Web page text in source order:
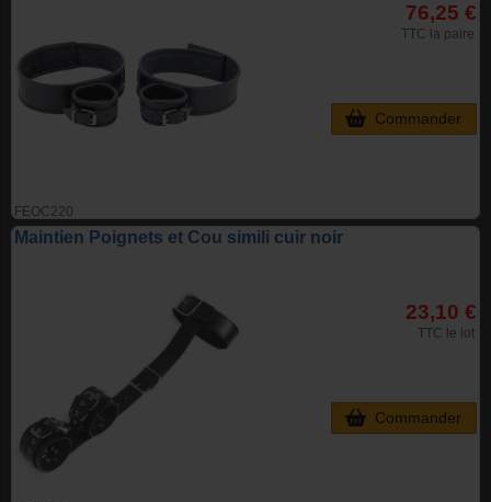
FEOC220
76,25 €
TTC la paire
Commander
Maintien Poignets et Cou simili cuir noir
23,10 €
TTC le lot
Commander